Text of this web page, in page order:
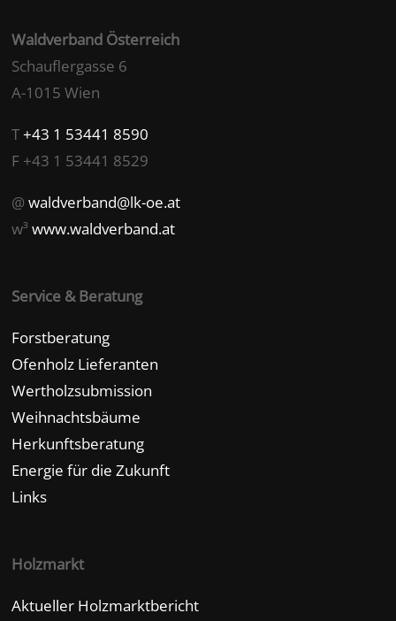
Waldverband Österreich
Schauflergasse 6
A-1015 Wien
T+43 1 53441 8590
F +43 1 53441 8529
@waldverband@lk-oe.at
w³www.waldverband.at
Service & Beratung
Forstberatung
Ofenholz Lieferanten
Wertholzsubmission
Weihnachtsbäume
Herkunftsberatung
Energie für die Zukunft
Links
Holzmarkt
Aktueller Holzmarktbericht